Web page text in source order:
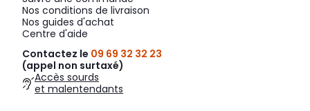
Nos conditions de livraison
Nos guides d'achat
Centre d'aide
Contactez le 09 69 32 32 23
(appel non surtaxé)
Accès sourds
et malentendants